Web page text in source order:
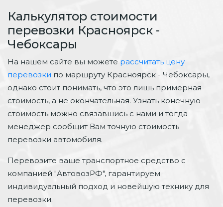
Калькулятор стоимости
перевозки Красноярск -
Чебоксары
На нашем сайте вы можете рассчитать цену
перевозки по маршруту Красноярск - Чебоксары,
однако стоит понимать, что это лишь примерная
стоимость, а не окончательная. Узнать конечную
стоимость можно связавшись с нами и тогда
менеджер сообщит Вам точную стоимость
перевозки автомобиля.
Перевозите ваше транспортное средство с
компанией "АвтовозРФ", гарантируем
индивидуальный подход и новейшую технику для
перевозки.